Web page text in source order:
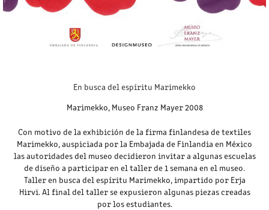
En busca del espíritu Marimekko
Marimekko, Museo Franz Mayer 2008
Con motivo de la exhibición de la firma finlandesa de textiles
Marimekko, auspiciada por la Embajada de Finlandia en México
las autoridades del museo decidieron invitar a algunas escuelas
de diseño a participar en el taller de 1 semana en el museo.
Taller en busca del espíritu Marimekko, impartido por Erja
Hirvi. Al final del taller se expusieron algunas piezas creadas
por los estudiantes.